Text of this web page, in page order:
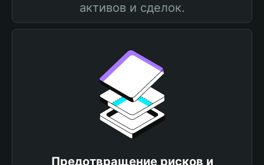
активов и сделок.
Предотвращение рисков и